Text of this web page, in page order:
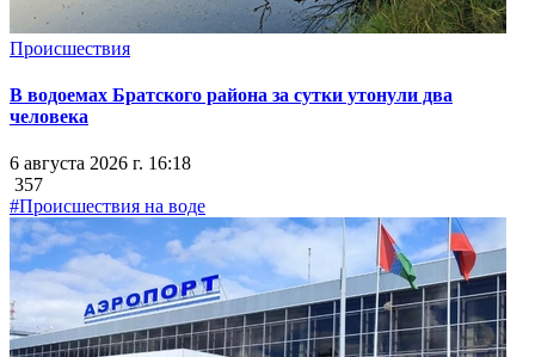
Происшествия
В водоемах Братского района за сутки утонули два
человека
6 августа 2026 г. 16:18
357
#Происшествия на воде